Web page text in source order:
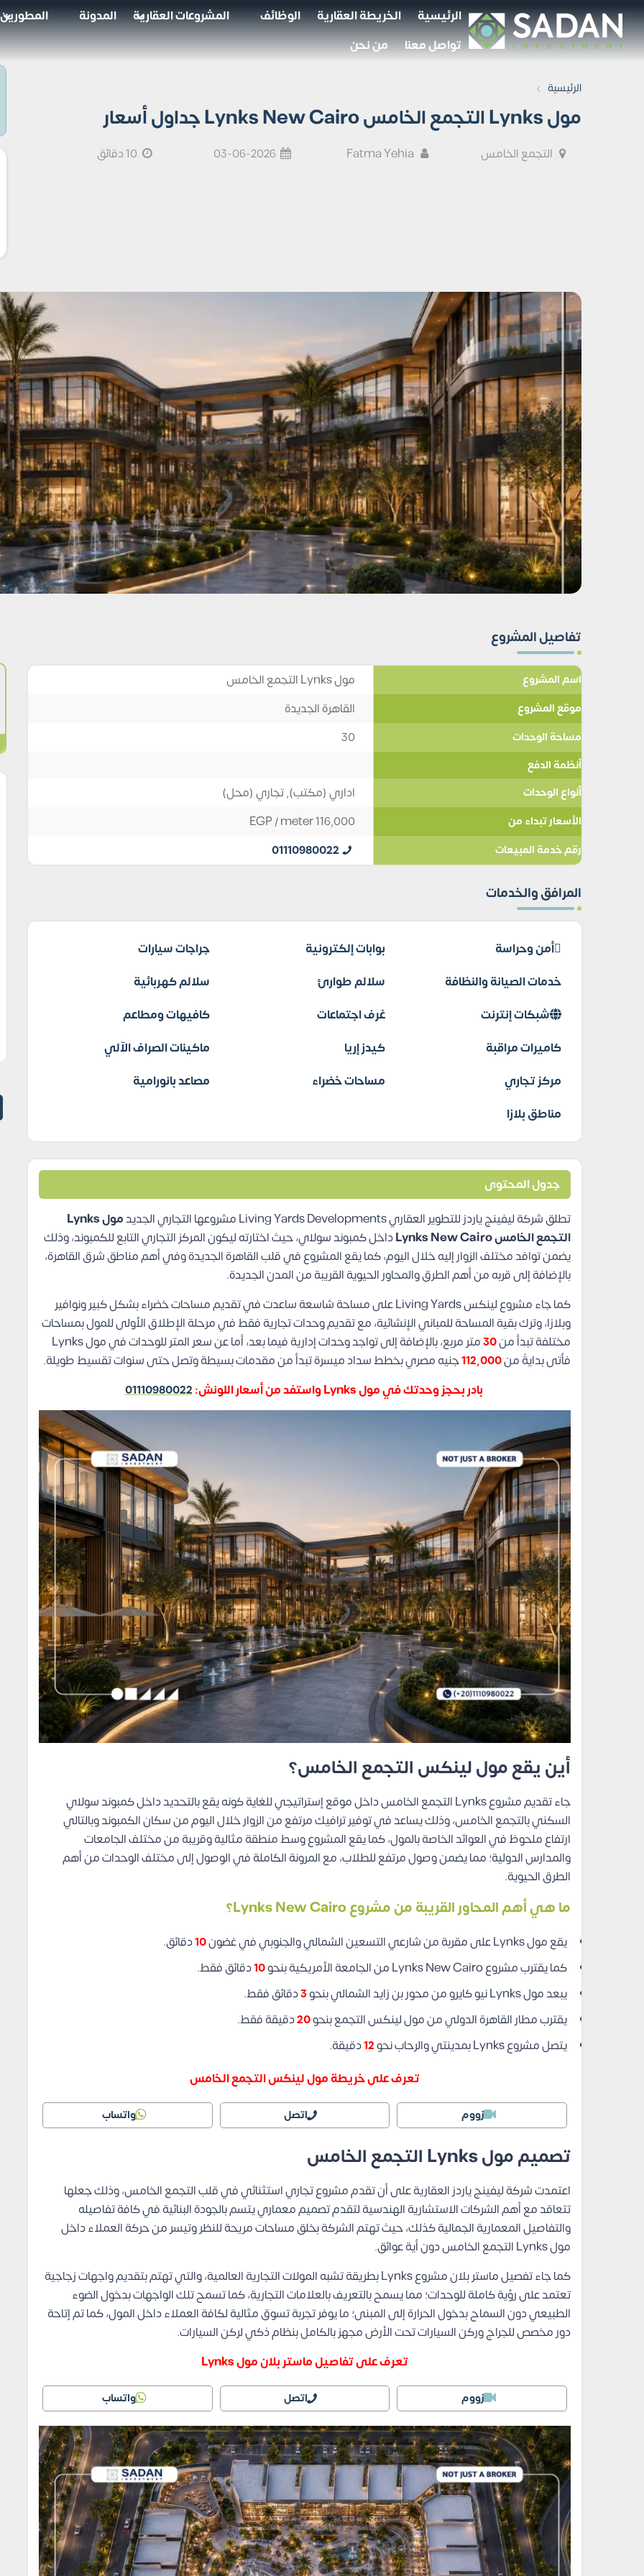
الرئيسية الخريطة العقارية الوظائف المشروعات العقارية المدونة
المطورين
تواصل معنا
من نحن
الرئيسية ›
مول Lynks التجمع الخامس Lynks New Cairo جداول أسعار
التجمع الخامس 03-06-2026
تفاصيل المشروع
اسم المشروع مول Lynks التجمع الخامس
موقع المشروع القاهرة الجديدة
مساحة الوحدات 30
أنظمة الدفع
أنواع الوحدات
اداري (مكتب),تجاري (محل)
الأسعار تبداء من 116,000
EGP/ meter
رقم خدمة المبيعات 01110980022
المرافق والخدمات
أمن وحراسة بوابات إلكترونية
جراجات سيارات
خدمات الصيانة والنظافة
سلالم طوارئ
سلالم كهربائية
شبكات إنترنت
غرف اجتماعات
كافيهات ومطاعم
كاميرات مراقبة
كيدز إريا
ماكينات الصراف الآلي
مركز تجاري
مساحات خضراء
مصاعد بانورامية
مناطق بلازا
جدول المحتوى
تطلق شركة ليفينج ياردز للتطوير العقاري Living Yards Developments مشروعها التجاري الجديد
مول Lynks
التجمع الخامس Lynks New Cairo
داخل كمبوند سولاي، حيث اختارته ليكون المركز التجاري التابع للكمبوند، وذلك
يضمن توافد مختلف الزوار إليه خلال اليوم، كما يقع المشروع في قلب القاهرة الجديدة وفي أهم مناطق شرق القاهرة،
بالإضافة إلى قربه من أهم الطرق والمحاور الحيوية القريبة من المدن الجديدة.
كما جاء مشروع لينكس Living Yards على مساحة شاسعة ساعدت في تقديم مساحات خضراء بشكل كبير ونوافير
وبلازا، وترك بقية المساحة للمباني الإنشائية، مع تقديم وحدات تجارية فقط في مرحلة الإطلاق الأولى للمول بمساحات
مختلفة تبدأ من30
متر مربع، بالإضافة إلى تواجد وحدات إدارية فيما بعد، أما عن سعر المتر للوحدات في مول Lynks
فأتى بدايةً من112,000جنيه مصري بخطط سداد ميسرة تبدأ من مقدمات بسيطة وتصل حتى سنوات تقسيط طويلة.
بادر بحجز وحدتك في مول Lynks واستفد من أسعار اللونش:
01110980022
أين يقع مول لينكس التجمع الخامس؟
جاء تقديم مشروع Lynks التجمع الخامس داخل موقع إستراتيجي للغاية كونه يقع بالتحديد داخل كمبوند سولاي
السكني بالتجمع الخامس، وذلك يساعد في توفير ترافيك مرتفع من الزوار خلال اليوم من سكان الكمبوند وبالتالي
ارتفاع ملحوظ في العوائد الخاصة بالمول، كما يقع المشروع وسط منطقة مثالية وقريبة من مختلف الجامعات
والمدارس الدولية؛ مما يضمن وصول مرتفع للطلاب، مع المرونة الكاملة في الوصول إلى مختلف الوحدات من أهم
الطرق الحيوية.
ما هي أهم المحاور القريبة من مشروع Lynks New Cairo؟
يقع مول Lynks على مقربة من شارعي التسعين الشمالي والجنوبي في غضون 10دقائق.
كما يقترب مشروع Lynks New Cairo من الجامعة الأمريكية بنحو
10دقائق فقط.
يبعد مول Lynks نيو كايرو من محور بن زايد الشمالي بنحو
3دقائق فقط.
يقترب مطار القاهرة الدولي من مول لينكس التجمع بنحو20دقيقة فقط.
يتصل مشروع Lynks بمدينتي والرحاب نحو
12دقيقة.
تعرف على خريطة مول لينكس التجمع الخامس
زووم اتصل واتساب
تصميم مول Lynks التجمع الخامس
اعتمدت شركة ليفينج ياردز العقارية على أن تقدم مشروع تجاري استثنائي في قلب التجمع الخامس، وذلك جعلها
تتعاقد مع أهم الشركات الاستشارية الهندسية لتقدم تصميم معماري يتسم بالجودة البنائية في كافة تفاصيله
والتفاصيل المعمارية الجمالية كذلك، حيث تهتم الشركة بخلق مساحات مريحة للنظر وتيسر من حركة العملاء داخل
مول Lynks التجمع الخامس دون أية عوائق.
كما جاء تفصيل ماستر بلان مشروع Lynks بطريقة تشبه المولات التجارية العالمية، والتي تهتم بتقديم واجهات زجاجية
تعتمد على رؤية كاملة للوحدات؛ مما يسمح بالتعريف بالعلامات التجارية، كما تسمح تلك الواجهات بدخول الضوء
الطبيعي دون السماح بدخول الحرارة إلى المبنى؛ ما يوفر تجربة تسوق مثالية لكافة العملاء داخل المول، كما تم إتاحة
دور مخصص للجراج وركن السيارات تحت الأرض مجهز بالكامل بنظام ذكي لركن السيارات.
تعرف على تفاصيل ماستر بلان مول Lynks
زووم اتصل واتساب